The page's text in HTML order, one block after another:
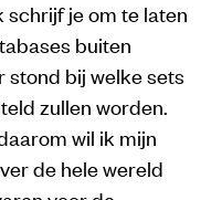
schrijf je om te laten
buiten
stond bij welke sets
zullen worden.
wil ik mijn
de hele wereld